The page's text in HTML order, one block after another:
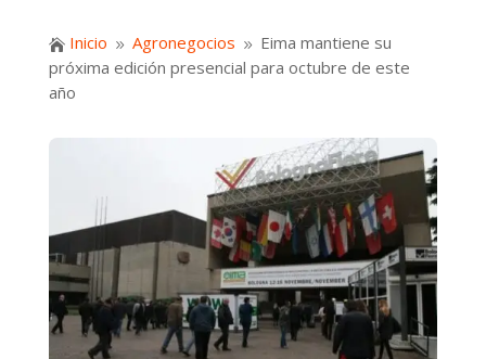
 Inicio 9 Agronegocios 9 Eima mantiene su
próxima edición presencial para octubre de este
año